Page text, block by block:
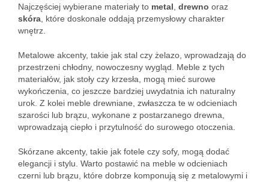
Najczęściej wybierane materiały to metal drewno oraz
skóra , które doskonale oddają przemysłowy charakter
wnętrz.
Metalowe akcenty, takie jak stal czy żelazo, wprowadzają do
przestrzeni chłodny, nowoczesny wygląd. Meble z tych
materiałów, jak stoły czy krzesła, mogą mieć surowe
wykończenia, co jeszcze bardziej uwydatnia ich naturalny
urok. Z kolei meble drewniane, zwłaszcza te w odcieniach
szarości lub brązu, wykonane z postarzanego drewna,
wprowadzają ciepło i przytulność do surowego otoczenia.
Skórzane akcenty, takie jak fotele czy sofy, mogą dodać
elegancji i stylu. Warto postawić na meble w odcieniach
czerni lub brązu, które dobrze komponują się z metalowymi i